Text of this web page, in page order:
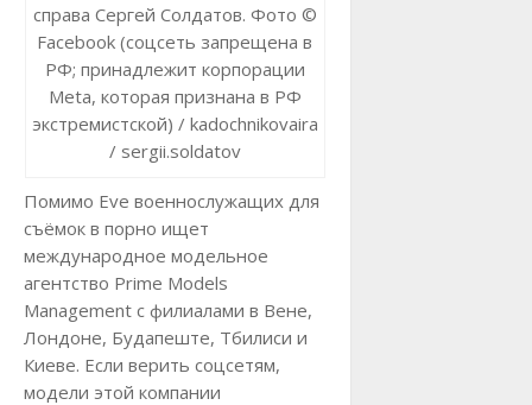
справа Сергей Солдатов. Фото ©
Facebook (соцсеть запрещена в
РФ; принадлежит корпорации
Meta, которая признана в РФ
экстремистской) / kadochnikovaira
/ sergii.soldatov
Помимо Eve военнослужащих для
съёмок в порно ищет
международное модельное
агентство Prime Models
Management с филиалами в Вене,
Лондоне, Будапеште, Тбилиси и
Киеве. Если верить соцсетям,
модели этой компании